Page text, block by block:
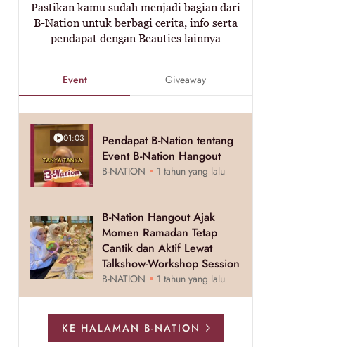
Pastikan kamu sudah menjadi bagian dari
B-Nation untuk berbagi cerita, info serta
pendapat dengan Beauties lainnya
Event Giveaway
01:03
Pendapat B-Nation tentang
Event B-Nation Hangout
B-NATION 1 tahun yang lalu
B-Nation Hangout Ajak
Momen Ramadan Tetap
Cantik dan Aktif Lewat
Talkshow-Workshop Session
B-NATION 1 tahun yang lalu
KE HALAMAN B-NATION